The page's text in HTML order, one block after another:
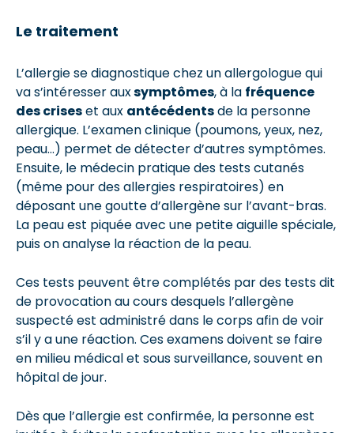
Le traitement
L’allergie se diagnostique chez un allergologue qui
va s’intéresser auxsymptômes, à la fréquence
des criseset aux antécédentsde la personne
allergique. L’examen clinique (poumons, yeux, nez,
peau…) permet de détecter d’autres symptômes.
Ensuite, le médecin pratique des tests cutanés
(même pour des allergies respiratoires) en
déposant une goutte d’allergène sur l’avant-bras.
La peau est piquée avec une petite aiguille spéciale,
puis on analyse la réaction de la peau.
Ces tests peuvent être complétés par des tests dit
de provocation au cours desquels l’allergène
suspecté est administré dans le corps afin de voir
s’il y a une réaction. Ces examens doivent se faire
en milieu médical et sous surveillance, souvent en
hôpital de jour.
Dès que l’allergie est confirmée, la personne est